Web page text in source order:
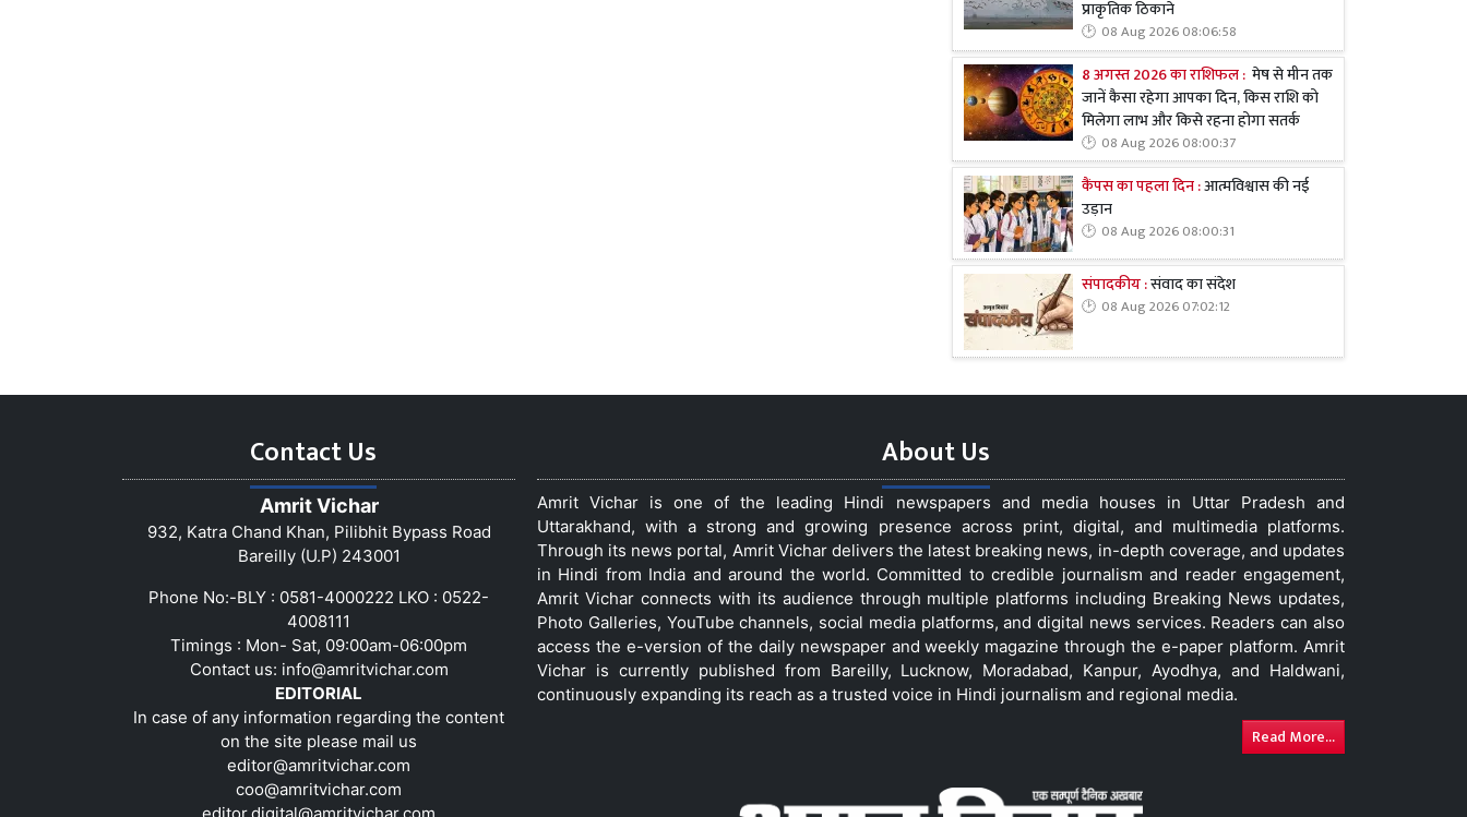
प्राकृतिक ठिकाने
08 Aug 2026 08:06:58
8 अगस्त 2026 का राशिफल : मेष से मीन तक
जानें कैसा रहेगा आपका दिन, किस राशि को
मिलेगा लाभ और किसे रहना होगा सतर्क
08 Aug 2026 08:00:37
कैंपस का पहला दिन :आत्मविश्वास की नई
उड़ान
08 Aug 2026 08:00:31
संपादकीय :संवाद का संदेश
08 Aug 2026 07:02:12
Contact Us
Amrit Vichar
932, Katra Chand Khan, Pilibhit Bypass Road
Bareilly (U.P) 243001
Phone No:-BLY : 0581-4000222 LKO : 0522-
4008111
Timings : Mon- Sat, 09:00am-06:00pm
Contact us: info@amritvichar.com
EDITORIAL
In case of any information regarding the content
on the site please mail us
editor@amritvichar.com
coo@amritvichar.com
About Us
Amrit Vichar is one of the leading Hindi newspapers and media houses in Uttar Pradesh and
Uttarakhand, with a strong and growing presence across print, digital, and multimedia platforms.
Through its news portal, Amrit Vichar delivers the latest breaking news, in-depth coverage, and updates
in Hindi from India and around the world. Committed to credible journalism and reader engagement,
Amrit Vichar connects with its audience through multiple platforms including Breaking News updates,
Photo Galleries, YouTube channels, social media platforms, and digital news services. Readers can also
access the e-version of the daily newspaper and weekly magazine through the e-paper platform. Amrit
Vichar is currently published from Bareilly, Lucknow, Moradabad, Kanpur, Ayodhya, and Haldwani,
continuously expanding its reach as a trusted voice in Hindi journalism and regional media.
Read More...